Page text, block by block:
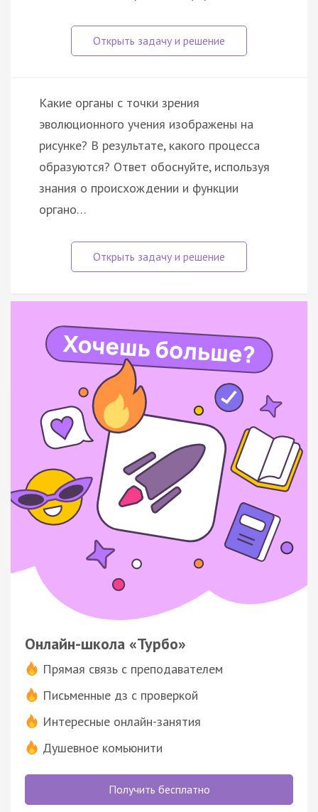
Какие органы с точки зрения
эволюционного учения изображены на
рисунке? В результате, какого процесса
образуются? Ответ обоснуйте, используя
знания о происхождении и функции
органо…
Онлайн-школа «Турбо»
Прямая связь с преподавателем
Письменные дз с проверкой
Интересные онлайн-занятия
Душевное комьюнити
Получить бесплатно